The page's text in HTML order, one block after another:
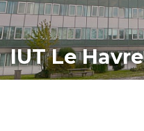
IUT Le Havre